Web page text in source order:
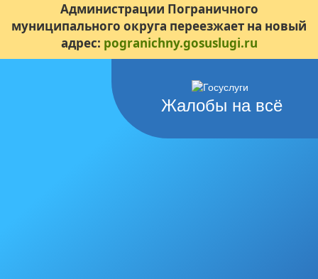
Администрации Пограничного
муниципального округа переезжает на новый
адрес: pogranichny.gosuslugi.ru
Жалобы на всё